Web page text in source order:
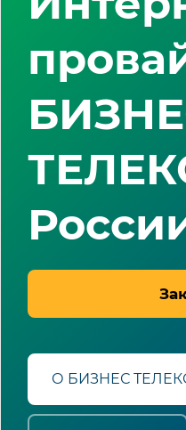
О БИЗНЕС